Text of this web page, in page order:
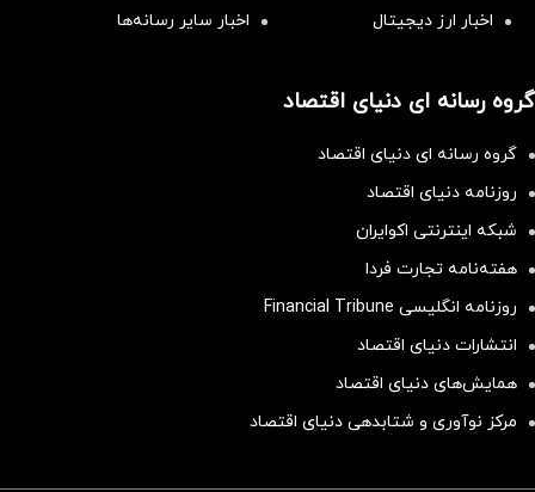
اخبار ارز دیجیتال
اخبار سایر رسانه‌‌ها
گروه رسانه ای دنیای اقتصاد
گروه رسانه ای دنیای اقتصاد
روزنامه دنیای اقتصاد
شبکه اینترنتی اکوایران
هفته‌نامه تجارت فردا
روزنامه انگلیسی Financial Tribune
انتشارات دنیای اقتصاد
همایش‌های دنیای اقتصاد
مرکز نوآوری و شتابدهی دنیای اقتصاد